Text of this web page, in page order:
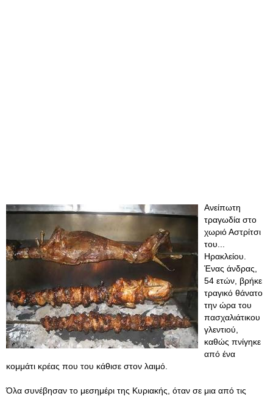
Ανείπωτη
τραγωδία στο
χωριό Αστρίτσι
του...
Ηρακλείου.
Ένας άνδρας,
54 ετών, βρήκε
τραγικό θάνατο
την ώρα του
πασχαλιάτικου
γλεντιού,
καθώς πνίγηκε
από ένα
κομμάτι κρέας που του κάθισε στον λαιμό.
Όλα συνέβησαν το μεσημέρι της Κυριακής, όταν σε μια από τις